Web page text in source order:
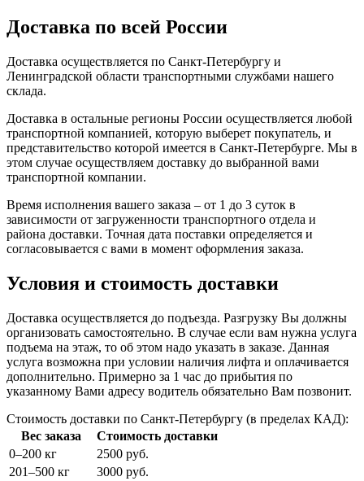
Доставка по всей России
Доставка осуществляется по Санкт-Петербургу и
Ленинградской области транспортными службами нашего
склада.
Доставка в остальные регионы России осуществляется любой
транспортной компанией, которую выберет покупатель, и
представительство которой имеется в Санкт-Петербурге. Мы в
этом случае осуществляем доставку до выбранной вами
транспортной компании.
Время исполнения вашего заказа – от 1 до 3 суток в
зависимости от загруженности транспортного отдела и
района доставки. Точная дата поставки определяется и
согласовывается с вами в момент оформления заказа.
Условия и стоимость доставки
Доставка осуществляется до подъезда. Разгрузку Вы должны
организовать самостоятельно. В случае если вам нужна услуга
подъема на этаж, то об этом надо указать в заказе. Данная
услуга возможна при условии наличия лифта и оплачивается
дополнительно. Примерно за 1 час до прибытия по
указанному Вами адресу водитель обязательно Вам позвонит.
Стоимость доставки по Санкт-Петербургу (в пределах КАД):
Вес заказа
Стоимость доставки
0–200 кг
2500 руб.
201–500 кг
3000 руб.